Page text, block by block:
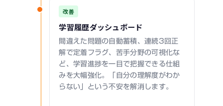
改善
学習履歴ダッシュボード
間違えた問題の自動蓄積、連続3回正
解で定着フラグ、苦手分野の可視化な
ど、学習進捗を一目で把握できる仕組
みを大幅強化。「自分の理解度がわか
らない」という不安を解消します。